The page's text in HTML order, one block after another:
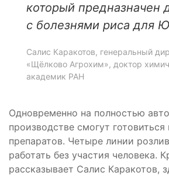
который предназначен
с болезнями риса для
Салис Каракотов, генеральный
«Щёлково Агрохим», доктор
академик РАН
Одновременно на полностью
производстве смогут
препаратов. Четыре линии
работать без участия человека.
рассказывает Салис Каракотов,